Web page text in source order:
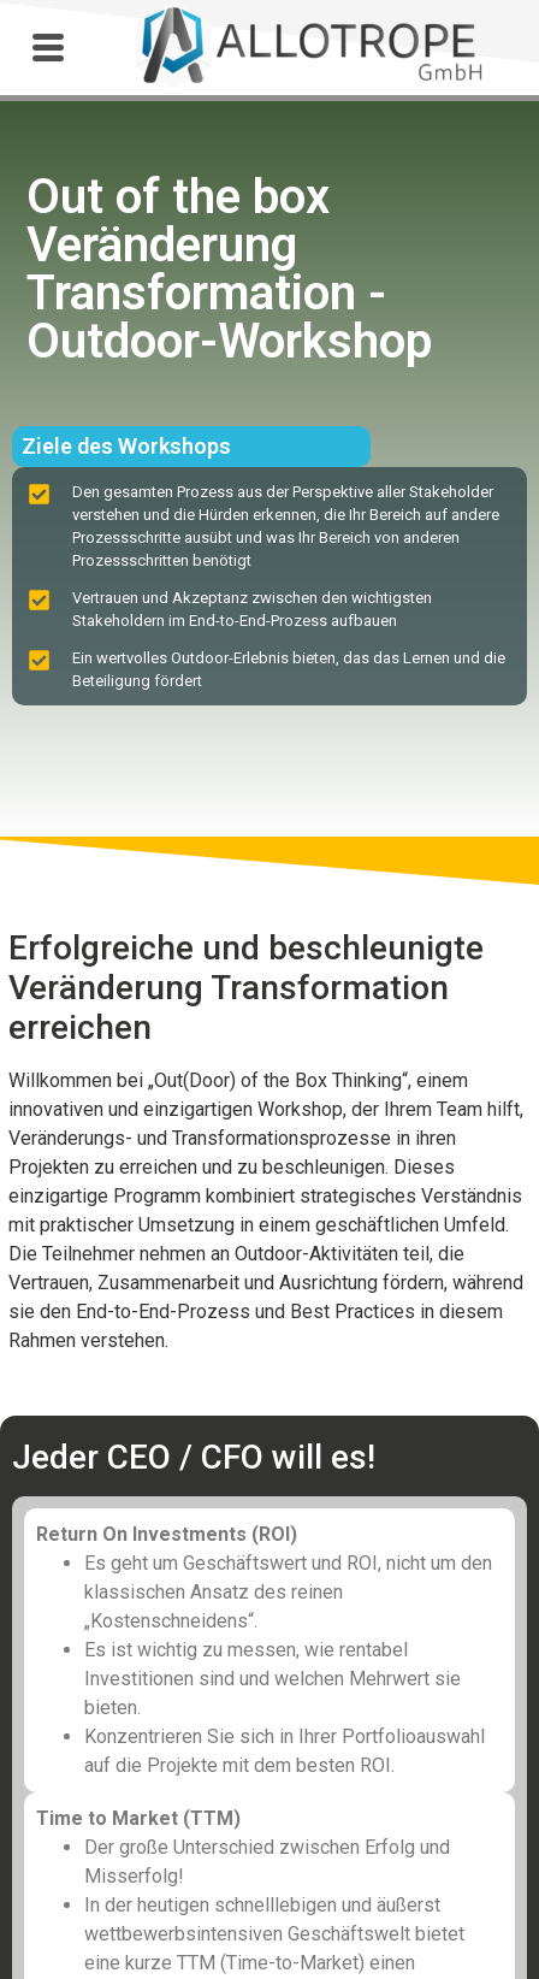
Out of the box
Veränderung
Transformation -
Outdoor-Workshop
Ziele des Workshops
Den gesamten Prozess aus der Perspektive aller Stakeholder
verstehen und die Hürden erkennen, die Ihr Bereich auf andere
Prozessschritte ausübt und was Ihr Bereich von anderen
Prozessschritten benötigt
Vertrauen und Akzeptanz zwischen den wichtigsten
Stakeholdern im End-to-End-Prozess aufbauen
Ein wertvolles Outdoor-Erlebnis bieten, das das Lernen und die
Beteiligung fördert
Erfolgreiche und beschleunigte
Veränderung Transformation
erreichen
Willkommen bei „Out(Door) of the Box Thinking“, einem
innovativen und einzigartigen Workshop, der Ihrem Team hilft,
Veränderungs- und Transformationsprozesse in ihren
Projekten zu erreichen und zu beschleunigen. Dieses
einzigartige Programm kombiniert strategisches Verständnis
mit praktischer Umsetzung in einem geschäftlichen Umfeld.
Die Teilnehmer nehmen an Outdoor-Aktivitäten teil, die
Vertrauen, Zusammenarbeit und Ausrichtung fördern, während
sie den End-to-End-Prozess und Best Practices in diesem
Rahmen verstehen.
Jeder CEO / CFO will es!
Return On Investments (ROI)
Es geht um Geschäftswert und ROI, nicht um den
klassischen Ansatz des reinen
„Kostenschneidens“.
Es ist wichtig zu messen, wie rentabel
Investitionen sind und welchen Mehrwert sie
bieten.
Konzentrieren Sie sich in Ihrer Portfolioauswahl
auf die Projekte mit dem besten ROI.
Time to Market (TTM)
Der große Unterschied zwischen Erfolg und
Misserfolg!
In der heutigen schnelllebigen und äußerst
wettbewerbsintensiven Geschäftswelt bietet
eine kurze TTM (Time-to-Market) einen